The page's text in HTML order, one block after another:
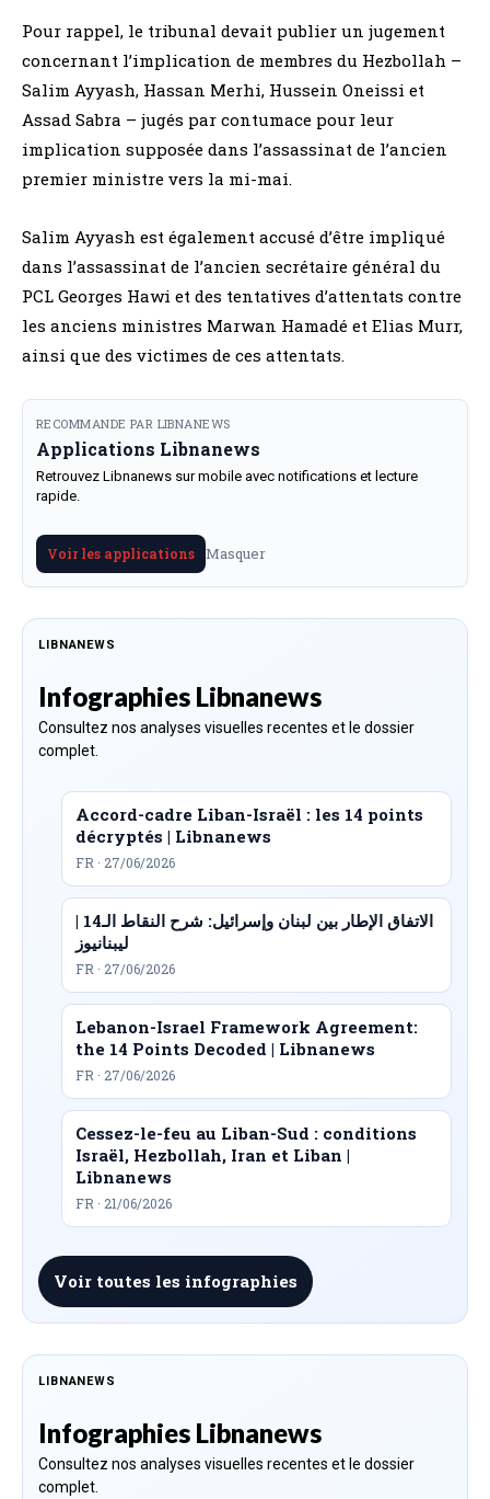
Pour rappel, le tribunal devait publier un jugement
concernant l’implication de membres du Hezbollah –
Salim Ayyash, Hassan Merhi, Hussein Oneissi et
Assad Sabra – jugés par contumace pour leur
implication supposée dans l’assassinat de l’ancien
premier ministre vers la mi-mai.
Salim Ayyash est également accusé d’être impliqué
dans l’assassinat de l’ancien secrétaire général du
PCL Georges Hawi et des tentatives d’attentats contre
les anciens ministres Marwan Hamadé et Elias Murr,
ainsi que des victimes de ces attentats.
RECOMMANDE PAR LIBNANEWS
Applications Libnanews
Retrouvez Libnanews sur mobile avec notifications et lecture
rapide.
Voir les applications Masquer
LIBNANEWS
Infographies Libnanews
Consultez nos analyses visuelles recentes et le dossier
complet.
Accord-cadre Liban-Israël : les 14 points
décryptés | Libnanews
FR · 27/06/2026
الاتفاق الإطار بين لبنان وإسرائيل: شرح النقاط الـ14 |
ليبنانيوز
FR · 27/06/2026
Lebanon-Israel Framework Agreement:
the 14 Points Decoded | Libnanews
FR · 27/06/2026
Cessez-le-feu au Liban-Sud : conditions
Israël, Hezbollah, Iran et Liban |
Libnanews
FR · 21/06/2026
Voir toutes les infographies
LIBNANEWS
Infographies Libnanews
Consultez nos analyses visuelles recentes et le dossier
complet.